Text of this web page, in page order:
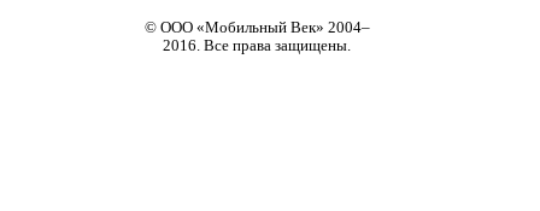
© ООО «Мобильный Век» 2004–
2016. Все права защищены.